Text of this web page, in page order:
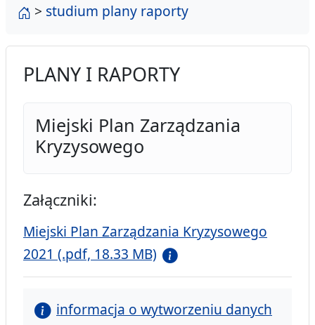
strona główna
> studium plany raporty
PLANY I RAPORTY
Miejski Plan Zarządzania
Kryzysowego
Załączniki:
Miejski Plan Zarządzania Kryzysowego
2021 (.pdf, 18.33 MB)
informacja o wytworzeniu danych